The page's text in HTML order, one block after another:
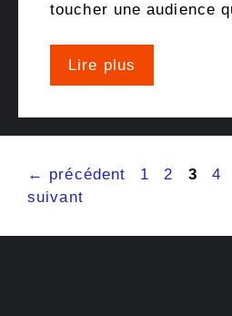
toucher une audience
Lire plus
← précédent Page
1 Page
2 Page
3 4
suivant